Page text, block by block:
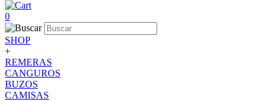
0
SHOP
+
REMERAS
CANGUROS
BUZOS
CAMISAS